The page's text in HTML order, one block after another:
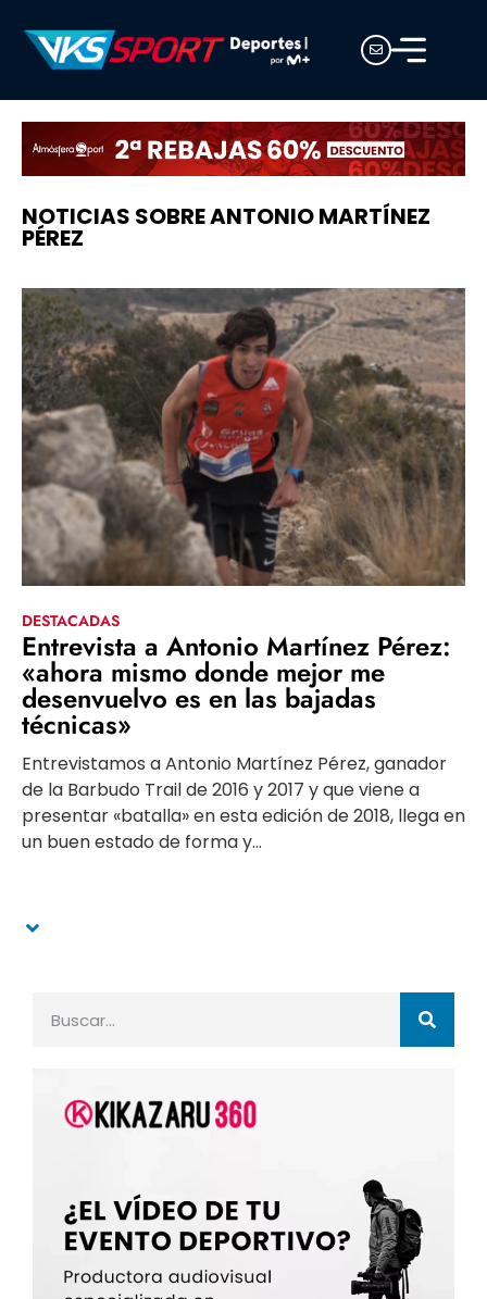
NOTICIAS SOBRE ANTONIO MARTÍNEZ
PÉREZ
DESTACADAS
Entrevista a Antonio Martínez Pérez:
«ahora mismo donde mejor me
desenvuelvo es en las bajadas
técnicas»
Entrevistamos a Antonio Martínez Pérez, ganador
de la Barbudo Trail de 2016 y 2017 y que viene a
presentar «batalla» en esta edición de 2018, llega en
un buen estado de forma y...